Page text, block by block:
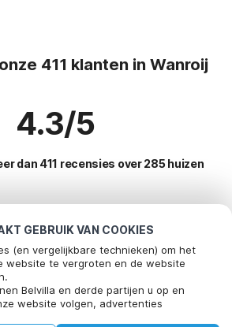
GEBRUIK VAN COOKIES
(en vergelijkbare technieken) om het
website te vergroten en de website
Belvilla en derde partijen u op en
website volgen, advertenties
411 klanten in Wanroij
4.3/5
dan 411 recensies over 285 huizen
bestemmingen voor
voor vakantie
lith
voor vakantie in Wanroij